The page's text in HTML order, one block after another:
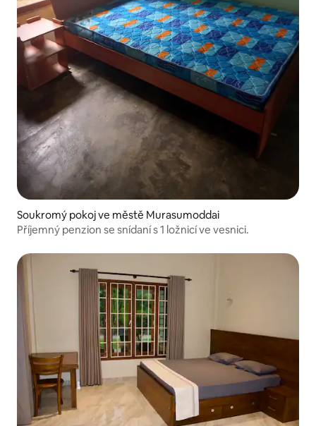
Soukromý pokoj ve městě Murasumoddai
Příjemný penzion se snídaní s 1 ložnicí ve vesnici.